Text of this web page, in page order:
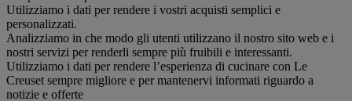
Utilizziamo i dati per rendere i vostri acquisti semplici e
personalizzati.
Analizziamo in che modo gli utenti utilizzano il nostro sito web e i
nostri servizi per renderli sempre più fruibili e interessanti.
Utilizziamo i dati per rendere l’esperienza di cucinare con Le
Creuset sempre migliore e per mantenervi informati riguardo a
notizie e offerte